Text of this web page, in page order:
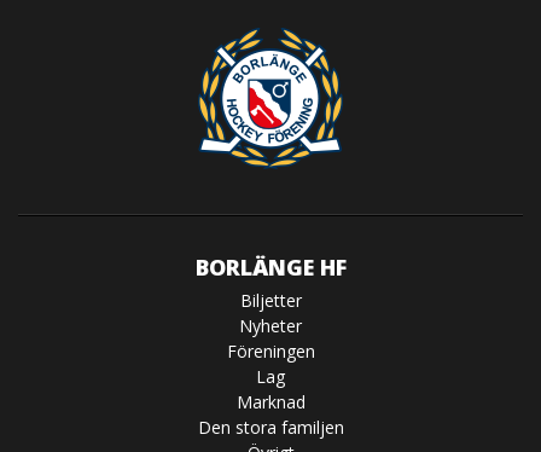
BORLÄNGE HF
Biljetter
Nyheter
Föreningen
Lag
Marknad
Den stora familjen